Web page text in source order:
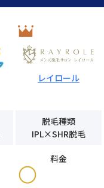
レイロール
脱毛種類
IPL×SHR脱毛
料金